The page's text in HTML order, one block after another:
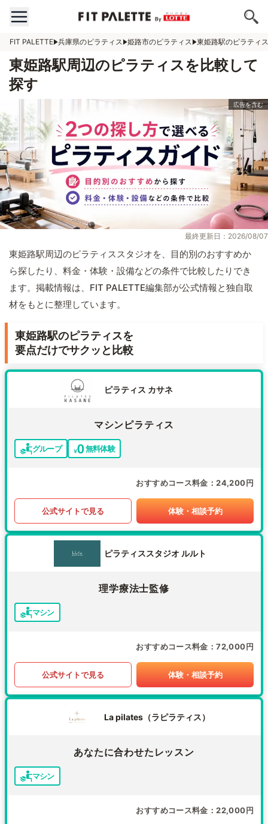
FIT PALETTE 兵庫県のピラティス 姫路市のピラティス 東姫路駅のピラティス
東姫路駅周辺のピラティスを比較して
探す
最終更新日：2026/08/07
東姫路駅周辺のピラティススタジオを、目的別のおすすめか
ら探したり、料金・体験・設備などの条件で比較したりでき
ます。掲載情報は、FIT PALETTE編集部が公式情報と独自取
材をもとに整理しています。
東姫路駅のピラティスを
要点だけでサクッと比較
ピラティス カサネ
マシンピラティス
グループ 無料体験
おすすめコース料金 24,200円
公式サイトで見る 体験・相談予約
ピラティススタジオ ルルト
理学療法士監修
マシン
おすすめコース料金 72,000円
公式サイトで見る 体験・相談予約
La pilates（ラピラティス）
あなたに合わせたレッスン
マシン
おすすめコース料金 22,000円